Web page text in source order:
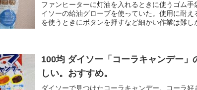
ファンヒーターに灯油を入れるときに使うゴム
イソーの給油グローブを使っていた。使用に耐
を使うときにボタンを押すなど細かい作業は難
100均 ダイソー「コーラキャンデー
しい。おすすめ。
ダイソーで見つけたコーラキャンデー。コーラ